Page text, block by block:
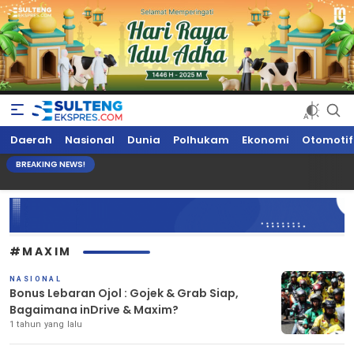
Sultengekspres.com
Berita Seputar Sulteng Hari Ini, Update Terkini, Suaranya Rakyat
Sulteng
Daerah Nasional Dunia Polhukam Ekonomi Otomotif
BREAKING NEWS!
#MAXIM
NASIONAL
Bonus Lebaran Ojol : Gojek & Grab Siap,
Bagaimana inDrive & Maxim?
1 tahun yang lalu